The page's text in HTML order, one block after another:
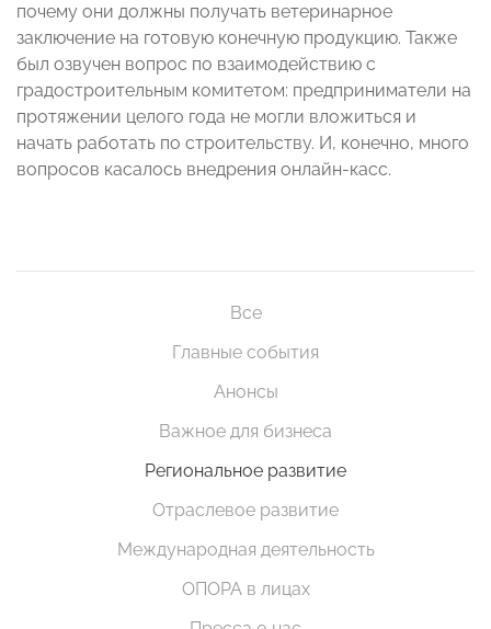
почему они должны получать ветеринарное
заключение на готовую конечную продукцию. Также
был озвучен вопрос по взаимодействию с
градостроительным комитетом: предприниматели на
протяжении целого года не могли вложиться и
начать работать по строительству. И, конечно, много
вопросов касалось внедрения онлайн-касс.
Все
Главные события
Анонсы
Важное для бизнеса
Региональное развитие
Отраслевое развитие
Международная деятельность
ОПОРА в лицах